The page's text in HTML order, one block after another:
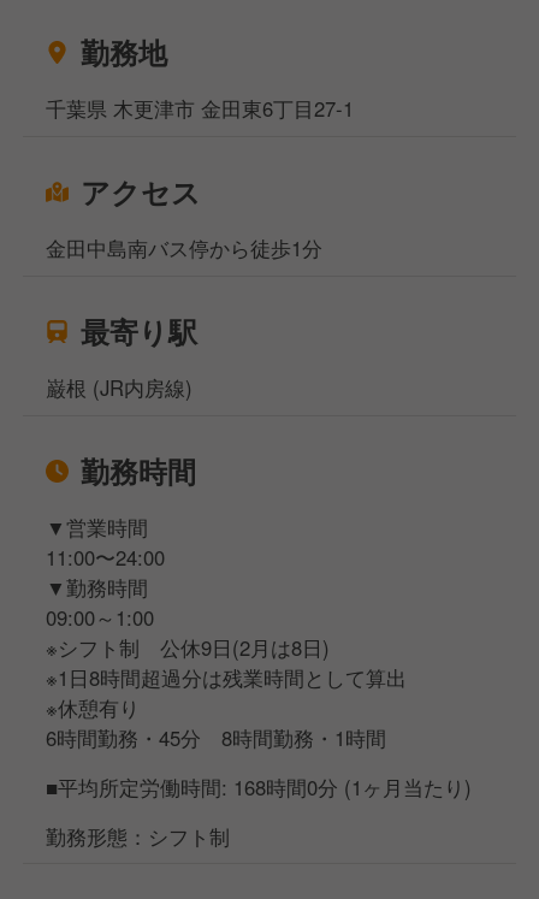
提供するラーメンや焼き飯の味付けなども店内で全て
行っています。基本的な仕事からスタートし、徐々に
勤務地
千葉県 木更津市 金田東6丁目27-1
アクセス
金田中島南バス停から徒歩1分
最寄り駅
巌根 (JR内房線)
勤務時間
▼営業時間
11:00〜24:00
▼勤務時間
09:00～1:00
※シフト制 公休9日(2月は8日)
※1日8時間超過分は残業時間として算出
※休憩有り
6時間勤務・45分 8時間勤務・1時間
■平均所定労働時間: 168時間0分 (1ヶ月当たり)
勤務形態：シフト制